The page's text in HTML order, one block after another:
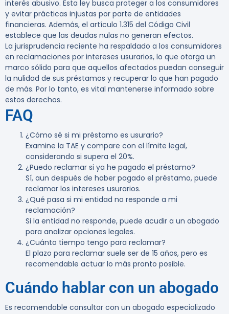
interés abusivo. Esta ley busca proteger a los consumidores
y evitar prácticas injustas por parte de entidades
financieras. Además, el artículo 1.315 del Código Civil
establece que las deudas nulas no generan efectos.
La jurisprudencia reciente ha respaldado a los consumidores
en reclamaciones por intereses usurarios, lo que otorga un
marco sólido para que aquellos afectados puedan conseguir
la nulidad de sus préstamos y recuperar lo que han pagado
de más. Por lo tanto, es vital mantenerse informado sobre
estos derechos.
FAQ
¿Cómo sé si mi préstamo es usurario?
Examine la TAE y compare con el límite legal,
considerando si supera el 20%.
¿Puedo reclamar si ya he pagado el préstamo?
Sí, aun después de haber pagado el préstamo, puede
reclamar los intereses usurarios.
¿Qué pasa si mi entidad no responde a mi
reclamación?
Si la entidad no responde, puede acudir a un abogado
para analizar opciones legales.
¿Cuánto tiempo tengo para reclamar?
El plazo para reclamar suele ser de 15 años, pero es
recomendable actuar lo más pronto posible.
Cuándo hablar con un abogado
Es recomendable consultar con un abogado especializado